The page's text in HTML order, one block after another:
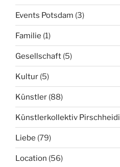
Events Potsdam (3)
Familie (1)
Gesellschaft (5)
Kultur (5)
Künstler (88)
Künstlerkollektiv Pirschheidi
Liebe (79)
Location (56)